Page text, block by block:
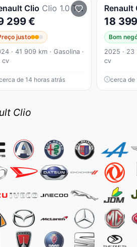
Clio Clio 1.0 Tce Esprit Alpine
299 €
justo
· 41 909 km · Gasolina ·
cv
de 14 horas atrás
Renault
18
Bom
2025 · 23
cv
cerca de
Clio